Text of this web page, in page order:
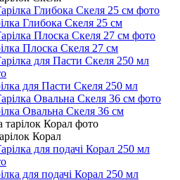
Глибока Скеля 25 см
Плоска Скеля 27 см
для Пасти Скеля 250 мл
Овальна Скеля 36 см
Корал
для подачі Корал 250 мл